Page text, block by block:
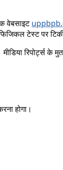
वेबसाइट
टेस्ट पर
रिपोर्ट्स
होगा।